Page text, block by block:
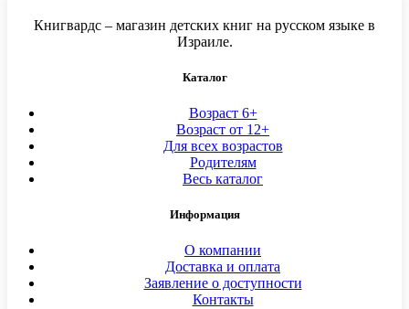
Книгвардс – магазин детских книг на русском языке в
Израиле.
Каталог
Возраст 6+
Возраст от 12+
Для всех возрастов
Родителям
Весь каталог
Информация
О компании
Доставка и оплата
Заявление о доступности
Контакты